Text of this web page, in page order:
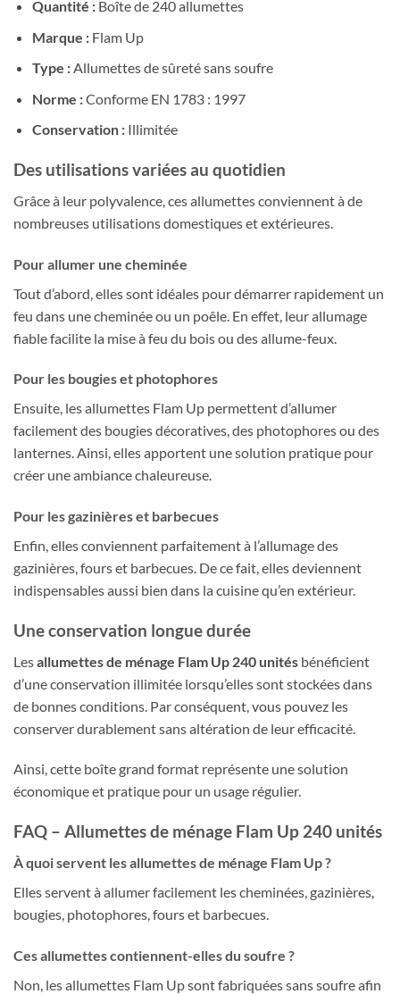
Quantité :Boîte de 240 allumettes
Marque :Flam Up
Type :Allumettes de sûreté sans soufre
Norme :Conforme EN 1783 : 1997
Conservation :Illimitée
Des utilisations variées au quotidien
Grâce à leur polyvalence, ces allumettes conviennent à de
nombreuses utilisations domestiques et extérieures.
Pour allumer une cheminée
Tout d’abord, elles sont idéales pour démarrer rapidement un
feu dans une cheminée ou un poêle. En effet, leur allumage
fiable facilite la mise à feu du bois ou des allume-feux.
Pour les bougies et photophores
Ensuite, les allumettes Flam Up permettent d’allumer
facilement des bougies décoratives, des photophores ou des
lanternes. Ainsi, elles apportent une solution pratique pour
créer une ambiance chaleureuse.
Pour les gazinières et barbecues
Enfin, elles conviennent parfaitement à l’allumage des
gazinières, fours et barbecues. De ce fait, elles deviennent
indispensables aussi bien dans la cuisine qu’en extérieur.
Une conservation longue durée
Lesallumettes de ménage Flam Up 240 unités bénéficient
d’une conservation illimitée lorsqu’elles sont stockées dans
de bonnes conditions. Par conséquent, vous pouvez les
conserver durablement sans altération de leur efficacité.
Ainsi, cette boîte grand format représente une solution
économique et pratique pour un usage régulier.
FAQ – Allumettes de ménage Flam Up 240 unités
À quoi servent les allumettes de ménage Flam Up ?
Elles servent à allumer facilement les cheminées, gazinières,
bougies, photophores, fours et barbecues.
Ces allumettes contiennent-elles du soufre ?
Non, les allumettes Flam Up sont fabriquées sans soufre afin